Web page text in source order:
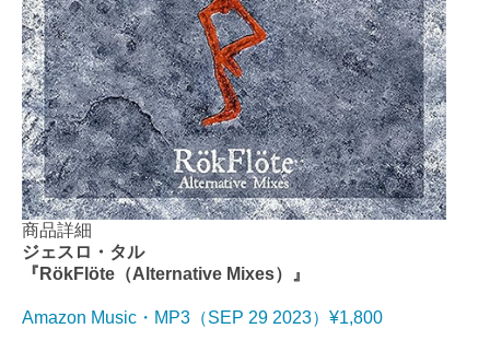
商品詳細
ジェスロ・タル
『RökFlöte（Alternative Mixes）』
Amazon Music・MP3（SEP 29 2023）¥1,800